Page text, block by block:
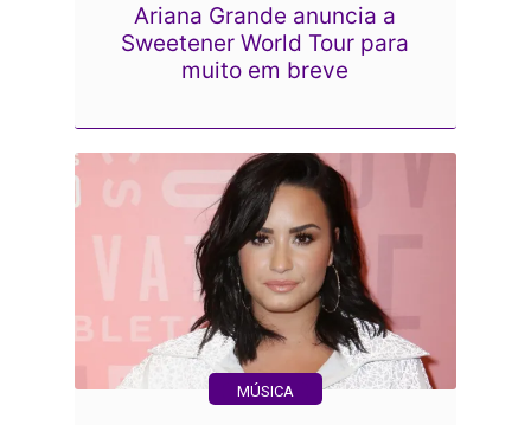
Ariana Grande anuncia a
Sweetener World Tour para
muito em breve
MÚSICA